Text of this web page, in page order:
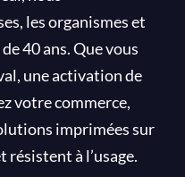
les organismes et
40 ans. Que vous
une activation de
votre commerce,
imprimées sur
à l’usage.